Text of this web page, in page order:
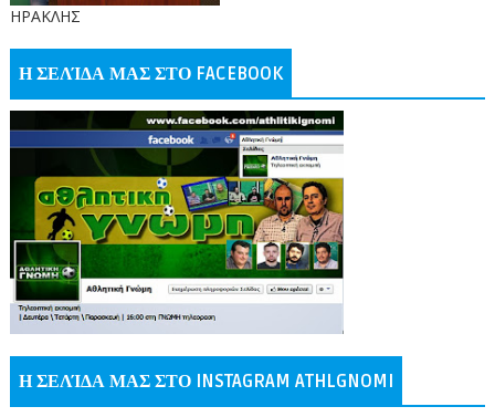
ΗΡΑΚΛΗΣ
Η ΣΕΛΊΔΑ ΜΑΣ ΣΤΟ FACEBOOK
Η ΣΕΛΊΔΑ ΜΑΣ ΣΤΟ INSTAGRAM ATHLGNOMI